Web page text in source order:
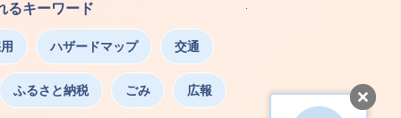
るキーワード
ハザードマップ 交通
ふるさと納税 ごみ 広報